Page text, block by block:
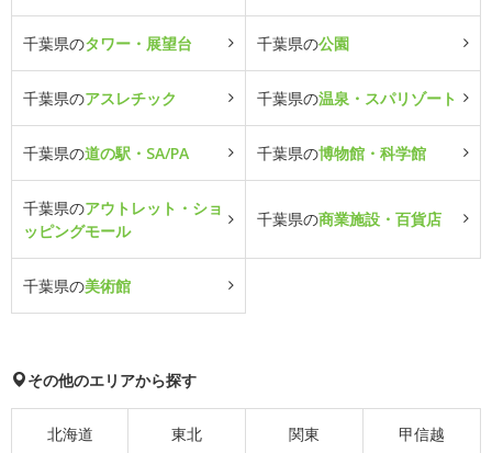
千葉県のタワー・展望台 千葉県の公園
千葉県のアスレチック 千葉県の温泉・スパリゾート
千葉県の道の駅・SA/PA 千葉県の博物館・科学館
千葉県のアウトレット・ショ
ッピングモール
千葉県の商業施設・百貨店
千葉県の美術館
その他のエリアから探す
北海道 東北 関東 甲信越